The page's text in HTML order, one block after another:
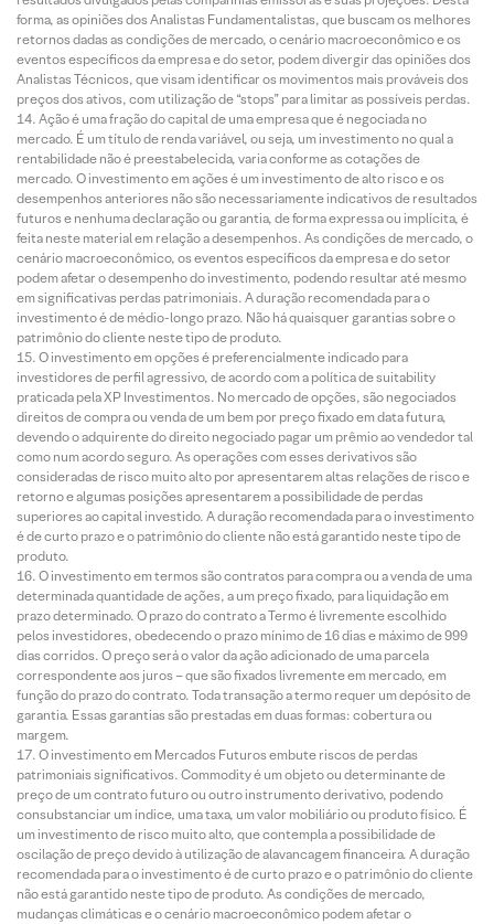
forma, as opiniões dos Analistas Fundamentalistas, que buscam os melhores
retornos dadas as condições de mercado, o cenário macroeconômico e os
eventos específicos da empresa e do setor, podem divergir das opiniões dos
Analistas Técnicos, que visam identificar os movimentos mais prováveis dos
preços dos ativos, com utilização de “stops” para limitar as possíveis perdas.
Ação é uma fração do capital de uma empresa que é negociada no
mercado. É um título de renda variável, ou seja, um investimento no qual a
rentabilidade não é preestabelecida, varia conforme as cotações de
mercado. O investimento em ações é um investimento de alto risco e os
desempenhos anteriores não são necessariamente indicativos de resultados
futuros e nenhuma declaração ou garantia, de forma expressa ou implícita, é
feita neste material em relação a desempenhos. As condições de mercado, o
cenário macroeconômico, os eventos específicos da empresa e do setor
podem afetar o desempenho do investimento, podendo resultar até mesmo
em significativas perdas patrimoniais. A duração recomendada para o
investimento é de médio-longo prazo. Não há quaisquer garantias sobre o
patrimônio do cliente neste tipo de produto.
O investimento em opções é preferencialmente indicado para
investidores de perfil agressivo, de acordo com a política de suitability
praticada pela XP Investimentos. No mercado de opções, são negociados
direitos de compra ou venda de um bem por preço fixado em data futura,
devendo o adquirente do direito negociado pagar um prêmio ao vendedor tal
como num acordo seguro. As operações com esses derivativos são
consideradas de risco muito alto por apresentarem altas relações de risco e
retorno e algumas posições apresentarem a possibilidade de perdas
superiores ao capital investido. A duração recomendada para o investimento
é de curto prazo e o patrimônio do cliente não está garantido neste tipo de
produto.
O investimento em termos são contratos para compra ou a venda de uma
determinada quantidade de ações, a um preço fixado, para liquidação em
prazo determinado. O prazo do contrato a Termo é livremente escolhido
pelos investidores, obedecendo o prazo mínimo de 16 dias e máximo de 999
dias corridos. O preço será o valor da ação adicionado de uma parcela
correspondente aos juros – que são fixados livremente em mercado, em
função do prazo do contrato. Toda transação a termo requer um depósito de
garantia. Essas garantias são prestadas em duas formas: cobertura ou
margem.
O investimento em Mercados Futuros embute riscos de perdas
patrimoniais significativos. Commodity é um objeto ou determinante de
preço de um contrato futuro ou outro instrumento derivativo, podendo
consubstanciar um índice, uma taxa, um valor mobiliário ou produto físico. É
um investimento de risco muito alto, que contempla a possibilidade de
oscilação de preço devido à utilização de alavancagem financeira. A duração
recomendada para o investimento é de curto prazo e o patrimônio do cliente
não está garantido neste tipo de produto. As condições de mercado,
mudanças climáticas e o cenário macroeconômico podem afetar o